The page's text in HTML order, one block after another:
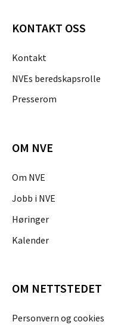
KONTAKT OSS
Kontakt
NVEs beredskapsrolle
Presserom
OM NVE
Om NVE
Jobb i NVE
Høringer
Kalender
OM NETTSTEDET
Personvern og cookies